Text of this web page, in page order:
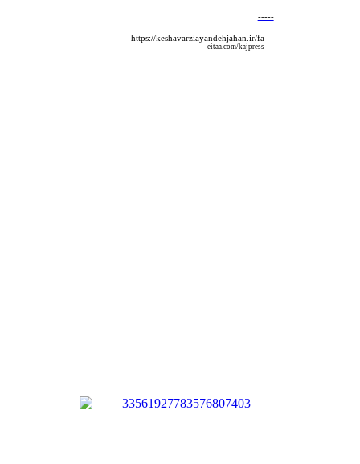
-----
https://keshavarziayandehjahan.ir/fa
eitaa.com/kajpress